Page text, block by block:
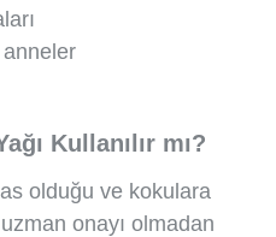
Kullanılır mı?
olduğu ve kokulara
uzman onayı olmadan